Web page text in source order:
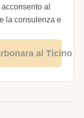
acconsento al
la consulenza e
al Ticino